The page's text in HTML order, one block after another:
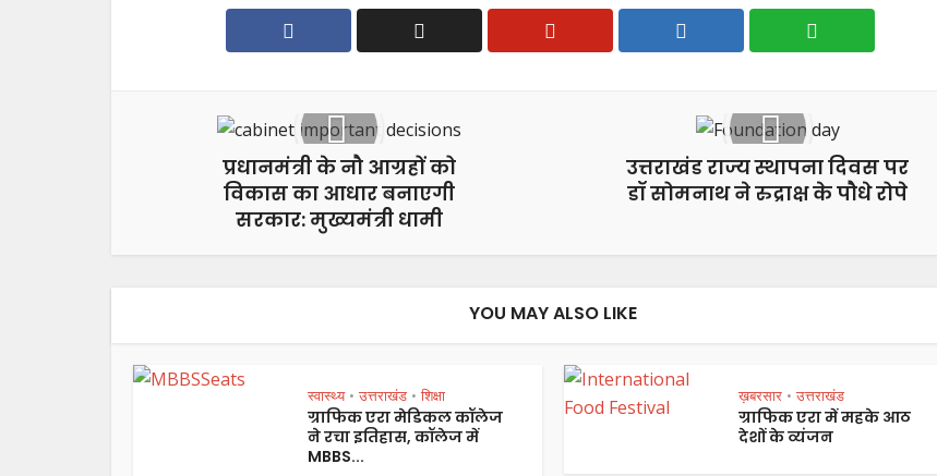
प्रधानमंत्री के नौ आग्रहों को
विकास का आधार बनाएगी
सरकार: मुख्यमंत्री धामी
उत्तराखंड राज्य स्थापना दिवस पर
डॉ सोमनाथ ने रुद्राक्ष के पौधे रोपे
YOU MAY ALSO LIKE
स्वास्थ्य • उत्तराखंड • शिक्षा
ग्राफिक एरा मेडिकल कॉलेज
ने रचा इतिहास, कॉलेज में
MBBS...
ख़बरसार • उत्तराखंड
ग्राफिक एरा में महके आठ
देशों के व्यंजन